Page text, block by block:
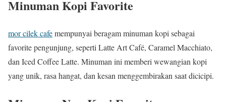
Minuman Kopi Favorite
mor cilek cafemempunyai beragam minuman kopi sebagai
favorite pengunjung, seperti Latte Art Café, Caramel Macchiato,
dan Iced Coffee Latte. Minuman ini memberi wewangian kopi
yang unik, rasa hangat, dan kesan menggembirakan saat dicicipi.